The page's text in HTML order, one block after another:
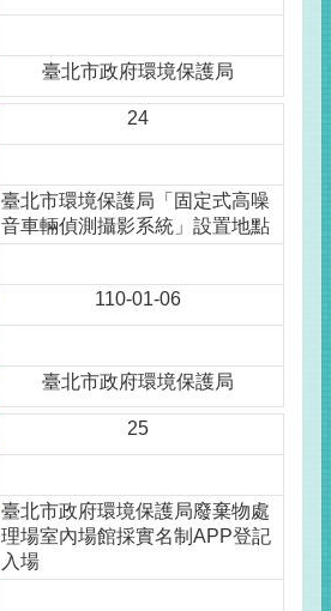
臺北市政府環境保護局
24
臺北市環境保護局「固定式高噪
音車輛偵測攝影系統」設置地點
110-01-06
臺北市政府環境保護局
25
臺北市政府環境保護局廢棄物處
理場室內場館採實名制APP登記
入場